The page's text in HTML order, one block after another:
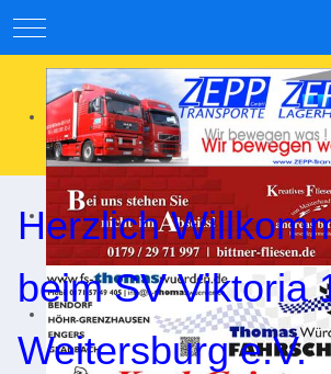
Mobile Menu Toggle
Herzlich
beim SV Viktoria
Weitersburg e.V.